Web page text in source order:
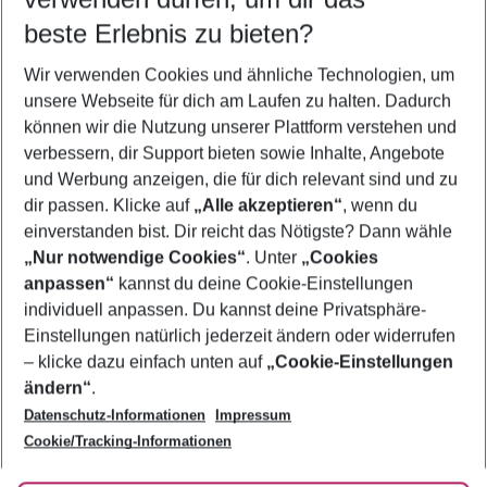
5-8 Nächte
2 Erwachsene Keine Kinder
Mehr Filter anzeigen
Footer
Footer navigation
Über uns
AGB
Bestpreisgarantie
Cookie-Einstellungen ändern
Cookie-Richtlinie
Agenturbetreuung
Barrierefreies Reisen
Folge uns
beste Erlebnis zu bieten?
Wir verwenden Cookies und ähnliche Technologien, um
unsere Webseite für dich am Laufen zu halten. Dadurch
können wir die Nutzung unserer Plattform verstehen und
verbessern, dir Support bieten sowie Inhalte, Angebote
und Werbung anzeigen, die für dich relevant sind und zu
dir passen. Klicke auf „Alle akzeptieren“, wenn du
einverstanden bist. Dir reicht das Nötigste? Dann wähle
„Nur notwendige Cookies“. Unter „Cookies
anpassen“ kannst du deine Cookie-Einstellungen
individuell anpassen. Du kannst deine Privatsphäre-
Einstellungen natürlich jederzeit ändern oder widerrufen
– klicke dazu einfach unten auf „Cookie-Einstellungen
ändern“.
Datenschutz-Informationen
Impressum
Cookie/Tracking-Informationen